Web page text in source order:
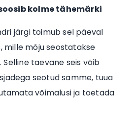
kolme tähemärki
järgi toimub sel päeval
mille mõju seostatakse
taevane seis võib
seotud samme, tuua
võimalusi ja toetada